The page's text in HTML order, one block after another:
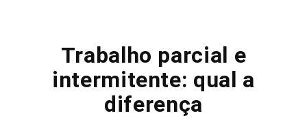
Trabalho parcial e
intermitente: qual a
diferença